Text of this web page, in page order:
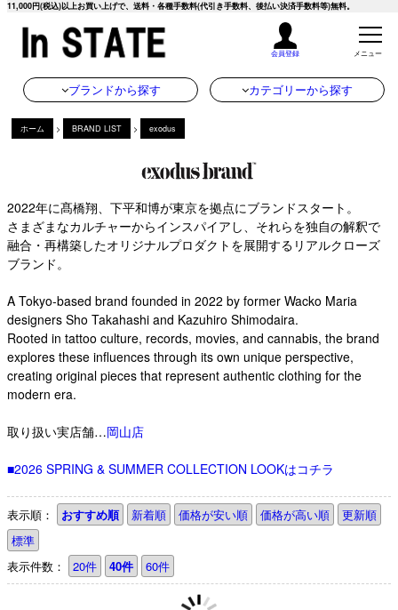
11,000円(税込)以上お買い上げで、送料・各種手数料(代引き手数料、後払い決済手数料等)無料。
メニュー
会員登録
ブランドから探す カテゴリーから探す
ホーム > BRAND LIST > exodus
2022年に髙橋翔、下平和博が東京を拠点にブランドスタート。
さまざまなカルチャーからインスパイアし、それらを独自の解釈で
融合・再構築したオリジナルプロダクトを展開するリアルクローズ
ブランド。
A Tokyo-based brand founded in 2022 by former Wacko Maria
designers Sho Takahashi and Kazuhiro Shimodaira.
Rooted in tattoo culture, records, movies, and cannabis, the brand
explores these influences through its own unique perspective,
creating original pieces that represent authentic clothing for the
modern era.
取り扱い実店舗…岡山店
■2026 SPRING & SUMMER COLLECTION LOOKはコチラ
表示順： おすすめ順 新着順 価格が安い順 価格が高い順
更新順
標準
表示件数：
20件 40件 60件